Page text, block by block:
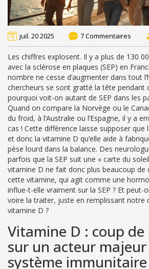
juil. 20 2025 7 Commentaires
Les chiffres explosent. Il y a plus de 130
avec la sclérose en plaques (SEP) en
nombre ne cesse d’augmenter dans tout
chercheurs se sont gratté la tête pendant
pourquoi voit-on autant de SEP dans les
Quand on compare la Norvège ou le
du froid, à l’Australie ou l’Espagne, il y a
cas ! Cette différence laisse supposer
et donc la vitamine D qu’elle aide à
pèse lourd dans la balance. Des
parfois que la SEP suit une « carte du
vitamine D ne fait donc plus beaucoup
cette vitamine, qui agit comme une
influe-t-elle vraiment sur la SEP ? Et peut-
voire la traiter, juste en remplissant notre
vitamine D ?
Vitamine D : coup
sur un acteur
système immunitaire